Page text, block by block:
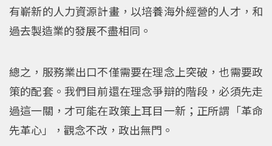
有嶄新的人力資源計畫，以培養海外經營的人才，和
過去製造業的發展不盡相同。
總之，服務業出口不僅需要在理念上突破，也需要政
策的配套。我們目前還在理念爭辯的階段，必須先走
過這一關，才可能在政策上耳目一新；正所謂「革命
先革心」，觀念不改，政出無門。